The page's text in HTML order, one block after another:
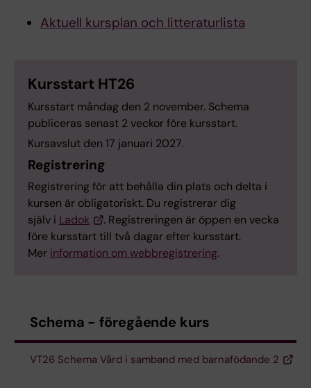
Aktuell kursplan och litteraturlista
Kursstart HT26
Kursstart måndag den 2 november. Schema
publiceras senast 2 veckor före kursstart.
Kursavslut den 17 januari 2027.
Registrering
Registrering för att behålla din plats och delta i
kursen är obligatoriskt. Du registrerar dig
själv i Ladok
. Registreringen är öppen en vecka
före kursstart till två dagar efter kursstart.
Mer information om webbregistrering.
Schema - föregående kurs
VT26 Schema Vård i samband med barnafödande 2